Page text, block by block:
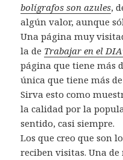
bolígrafos son azules,
algún valor, aunque
Una página muy
la de Trabajar en el
página que tiene más
única que tiene más
Sirva esto como
la calidad por la
sentido, casi siempre.
Los que creo que son
reciben visitas. Una